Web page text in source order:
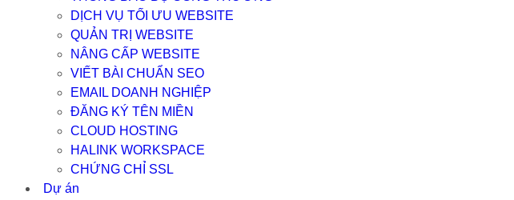
DỊCH VỤ TỐI ƯU WEBSITE
QUẢN TRỊ WEBSITE
NÂNG CẤP WEBSITE
VIẾT BÀI CHUẨN SEO
EMAIL DOANH NGHIỆP
ĐĂNG KÝ TÊN MIỀN
CLOUD HOSTING
HALINK WORKSPACE
CHỨNG CHỈ SSL
Dự án